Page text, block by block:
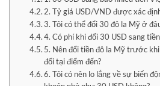
2. Tỷ giá USD/VND được xác
3. Tôi có thể đổi 30 đô la Mỹ ở
4. Có phí khi đổi 30 USD sang
5. Nên đổi tiền đô la Mỹ trước
đổi tại điểm đến?
6. Tôi có nên lo lắng về sự biến